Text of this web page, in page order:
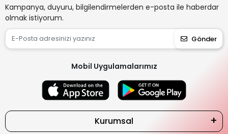
Kampanya, duyuru, bilgilendirmelerden e-posta ile haberdar
olmak istiyorum.
Gönder
Mobil Uygulamalarımız
Kurumsal